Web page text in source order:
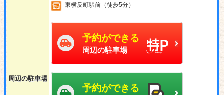
東横反町駅前（徒歩5分）
周辺の駐車場
予約ができる
周辺の駐車場
予約ができる